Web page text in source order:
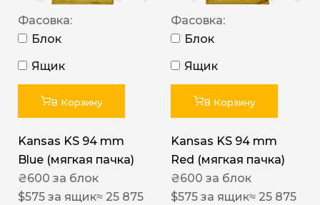
Фасовка:
Блок
Ящик
В Корзину
Kansas KS 94 mm
Blue (мягкая пачка)
₴600 за блок
$575 за ящик≈ 25 875
Фасовка:
Блок
Ящик
В Корзину
Kansas KS 94 mm
Red (мягкая пачка)
₴600 за блок
$575 за ящик≈ 25 875